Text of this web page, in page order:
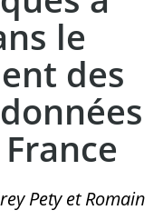
le
des
Pety et Romain